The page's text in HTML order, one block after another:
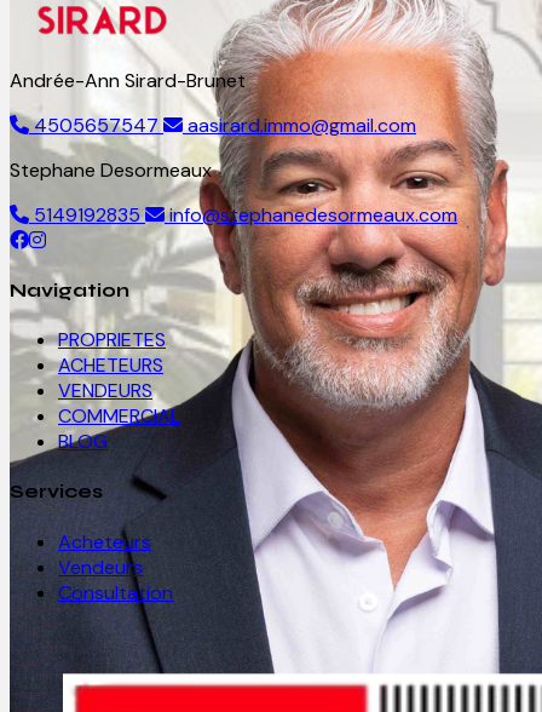
Andrée-Ann Sirard-Brunet
4505657547
aasirard.immo@gmail.com
Stephane Desormeaux
5149192835
info@stephanedesormeaux.com
Navigation
PROPRIETES
ACHETEURS
VENDEURS
COMMERCIAL
BLOG
Services
Acheteurs
Vendeurs
Consultation